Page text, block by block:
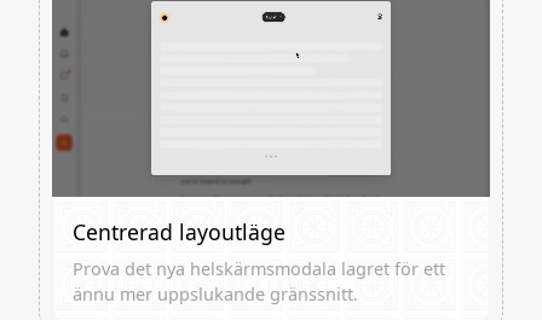
Centrerad layoutläge
Prova det nya helskärmsmodala lagret för ett
ännu mer uppslukande gränssnitt.